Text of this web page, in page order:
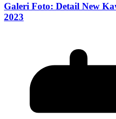
Galeri Foto: Detail New
2023